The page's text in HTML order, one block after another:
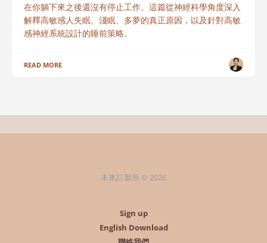
在你躺下來之後還沒有停止工作。這篇從神經科學角度深入
解釋高敏感人失眠、淺眠、多夢的真正原因，以及針對高敏
感神經系統設計的睡前策略。
READ MORE
未來訂製所 © 2026
Sign up
English Download